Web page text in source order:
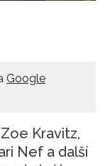
Google
Kravitz,
Nef a další